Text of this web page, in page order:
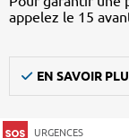
appelez le 15
EN SAVOIR
URGENCES